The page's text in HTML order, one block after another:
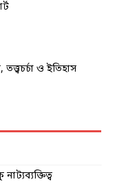
ও ইতিহাস